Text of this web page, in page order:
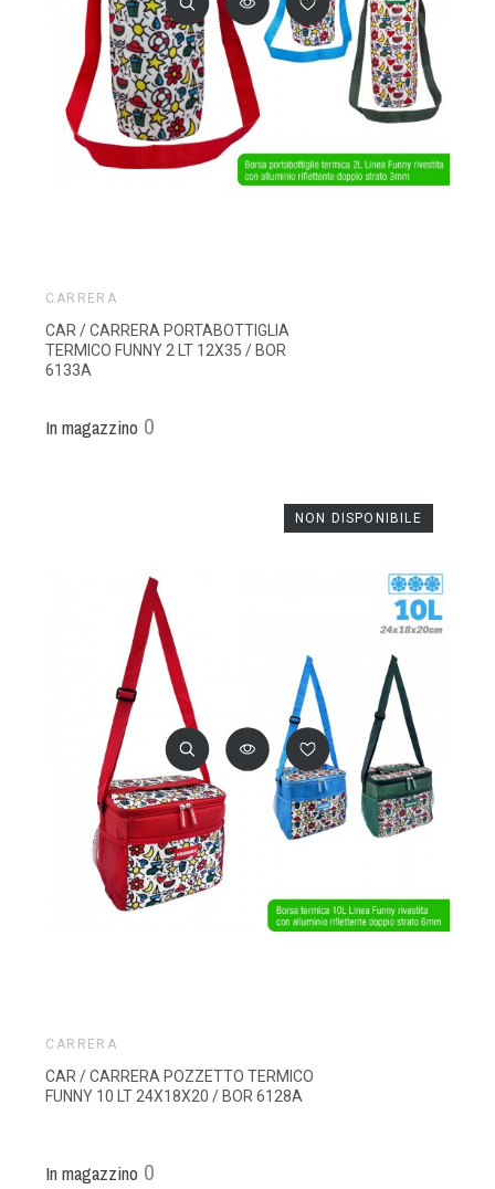
CARRERA
CAR / CARRERA PORTABOTTIGLIA
TERMICO FUNNY 2 LT 12X35 / BOR
6133A
In magazzino 0
CARRERA
CAR / CARRERA POZZETTO TERMICO
FUNNY 10 LT 24X18X20 / BOR 6128A
In magazzino 0
NON DISPONIBILE